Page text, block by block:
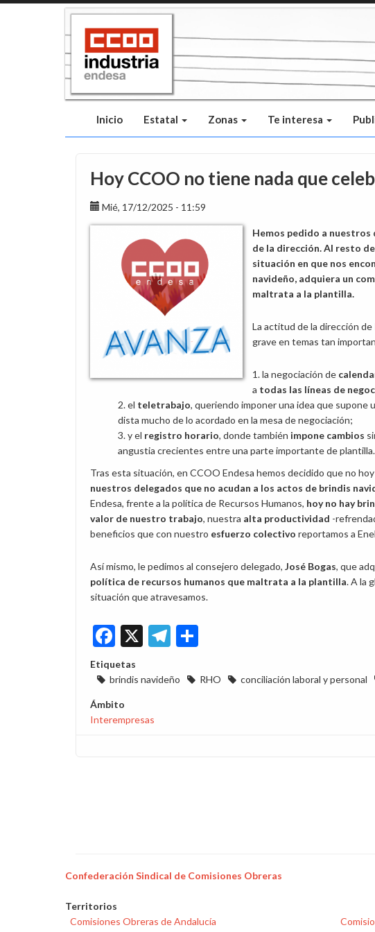
Inicio Estatal Zonas Te interesa
Hoy CCOO no tiene nada que
Mié, 17/12/2025 - 11:59
Hemos pedido a nuestros
de la dirección. Al resto
situación en que nos
navideño, adquiera un
maltrata a la plantilla.
La actitud de la dirección de
grave en temas tan
la negociación de
a todas las líneas de
el teletrabajo, queriendo imponer una idea que supone
dista mucho de lo acordado en la mesa de negociación;
y el registro horario, donde también impone cambios
angustia crecientes entre una parte importante de plantilla.
Tras esta situación, en CCOO Endesa hemos decidido que no
nuestros delegados que no acudan a los actos de brindis
Endesa, frente a la política de Recursos Humanos, hoy no hay
valor de nuestro trabajo, nuestra alta productividad -
beneficios que con nuestro esfuerzo colectivo reportamos a
Así mismo, le pedimos al consejero delegado, José Bogas, que
política de recursos humanos que maltrata a la plantilla. A la
situación que atravesamos.
Facebook
X Telegram
Etiquetas
brindis navideño
RHO conciliación laboral y personal
Ámbito
Interempresas
Confederación Sindical de Comisiones Obreras
Territorios
Comisiones Obreras de Andalucía